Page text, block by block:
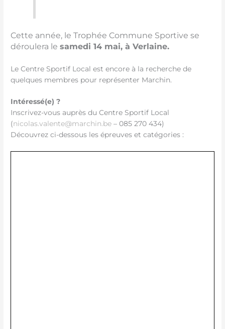
Cette année, le Trophée Commune Sportive se
déroulera lesamedi 14 mai, à Verlaine.
Le Centre Sportif Local est encore à la recherche de
quelques membres pour représenter Marchin.
Intéressé(e) ?
Inscrivez-vous auprès du Centre Sportif Local
(nicolas.valente@marchin.be – 085 270 434)
Découvrez ci-dessous les épreuves et catégories :